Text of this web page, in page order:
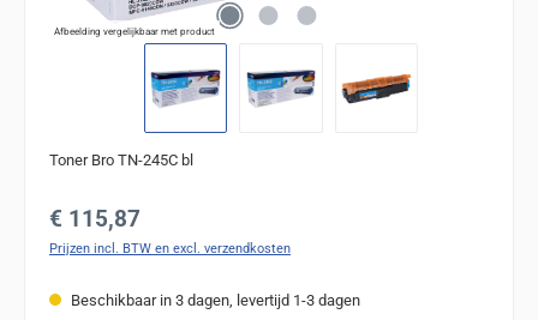
Afbeelding vergelijkbaar met product
Toner Bro TN-245C bl
Normale prijs:
€ 115,87
Prijzen incl. BTW en excl. verzendkosten
Beschikbaar in 3 dagen, levertijd 1-3 dagen